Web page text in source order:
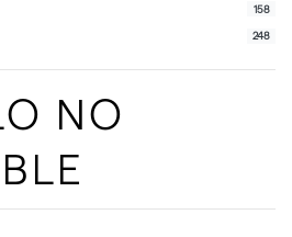
158
248
NO